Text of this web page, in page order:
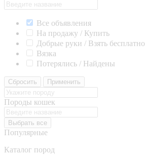
Все объявления
На продажу / Купить
Добрые руки / Взять бесплатно
Вязка
Потерялись / Найдены
Сбросить Применить
Породы кошек
Выбрать все
Популярные
Каталог пород